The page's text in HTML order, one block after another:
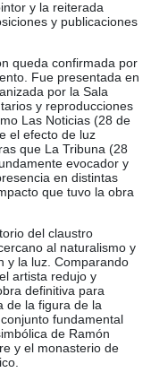
y la reiterada
y publicaciones
queda confirmada por
Fue presentada en
por la Sala
y reproducciones
Las Noticias (28 de
el efecto de luz
que La Tribuna (28
evocador y
en distintas
que tuvo la obra
del claustro
al naturalismo y
y la luz. Comparando
artista redujo y
definitiva para
de la figura de la
fundamental
de Ramón
y el monasterio de